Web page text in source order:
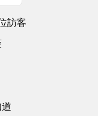
訪客